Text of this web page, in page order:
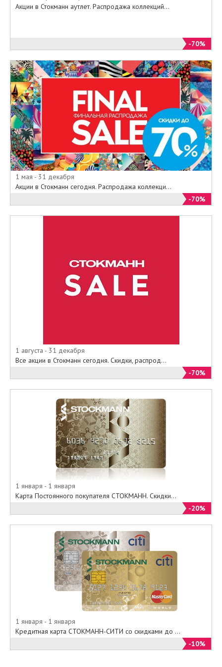
Акции в Стокманн аутлет. Распродажа коллекций...
-70%
1 мая - 31 декабря
Акции в Стокманн сегодня. Распродажа коллекци...
-70%
1 августа - 31 декабря
Все акции в Стокманн сегодня. Скидки, распрод...
-70%
1 января - 1 января
Карта Постоянного покупателя СТОКМАНН. Скидки...
-20%
1 января - 1 января
Кредитная карта СТОКМАНН-СИТИ со скидками до ...
-10%